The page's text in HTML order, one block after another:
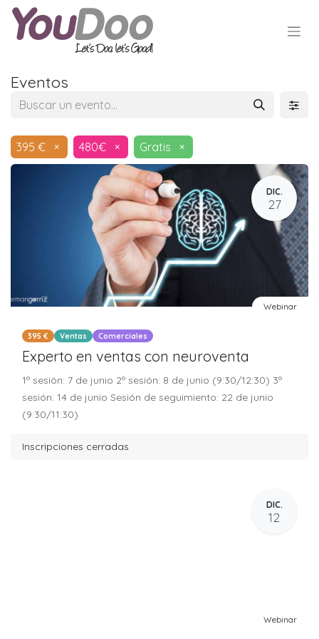
Eventos
395 € × 480€ × Gratis ×
DIC.
27
Webinar
395 € Ventas Comerciales
Experto en ventas con neuroventa
1º sesión: 7 de junio 2º sesión: 8 de junio (9:30/12:30) 3º
sesión: 14 de junio Sesión de seguimiento: 22 de junio
(9:30/11:30)
Inscripciones cerradas
DIC.
12
Webinar